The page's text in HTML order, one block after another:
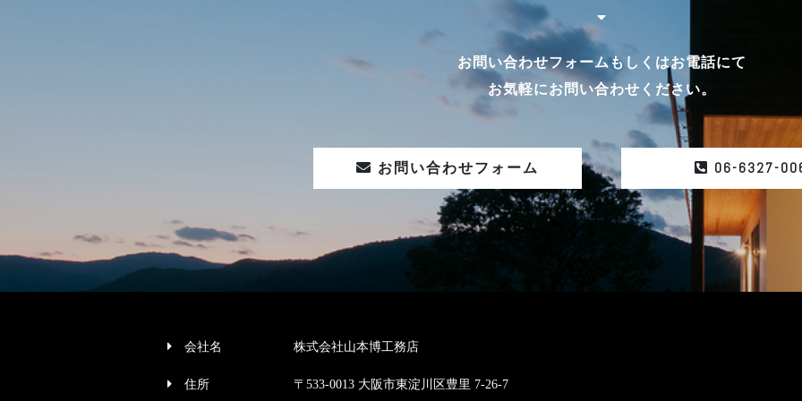
お問い合わせフォームもしくはお電話にて
お気軽にお問い合わせください。
お問い合わせフォーム 06-6327-
会社名 株式会社山本博工務店
住所 〒533-0013 大阪市東淀川区豊里 7-26-7